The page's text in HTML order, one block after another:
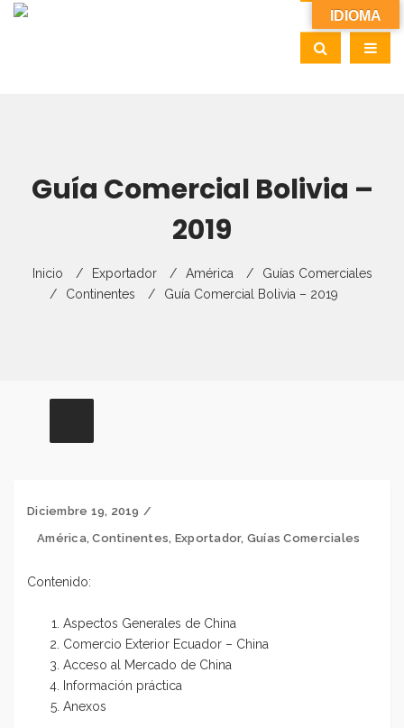
Guía Comercial Bolivia –
2019
Inicio Exportador América
Guías Comerciales
Continentes
Guía Comercial Bolivia – 2019
Diciembre 19, 2019
América,Continentes, Exportador, Guías Comerciales
Contenido:
Aspectos Generales de China
Comercio Exterior Ecuador – China
Acceso al Mercado de China
Información práctica
Anexos
IDIOMA